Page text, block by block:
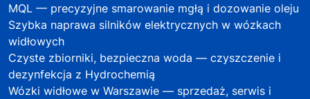
MQL — precyzyjne smarowanie mgłą i dozowanie oleju
Szybka naprawa silników elektrycznych w wózkach
widłowych
Czyste zbiorniki, bezpieczna woda — czyszczenie i
dezynfekcja z Hydrochemią
Wózki widłowe w Warszawie — sprzedaż, serwis i